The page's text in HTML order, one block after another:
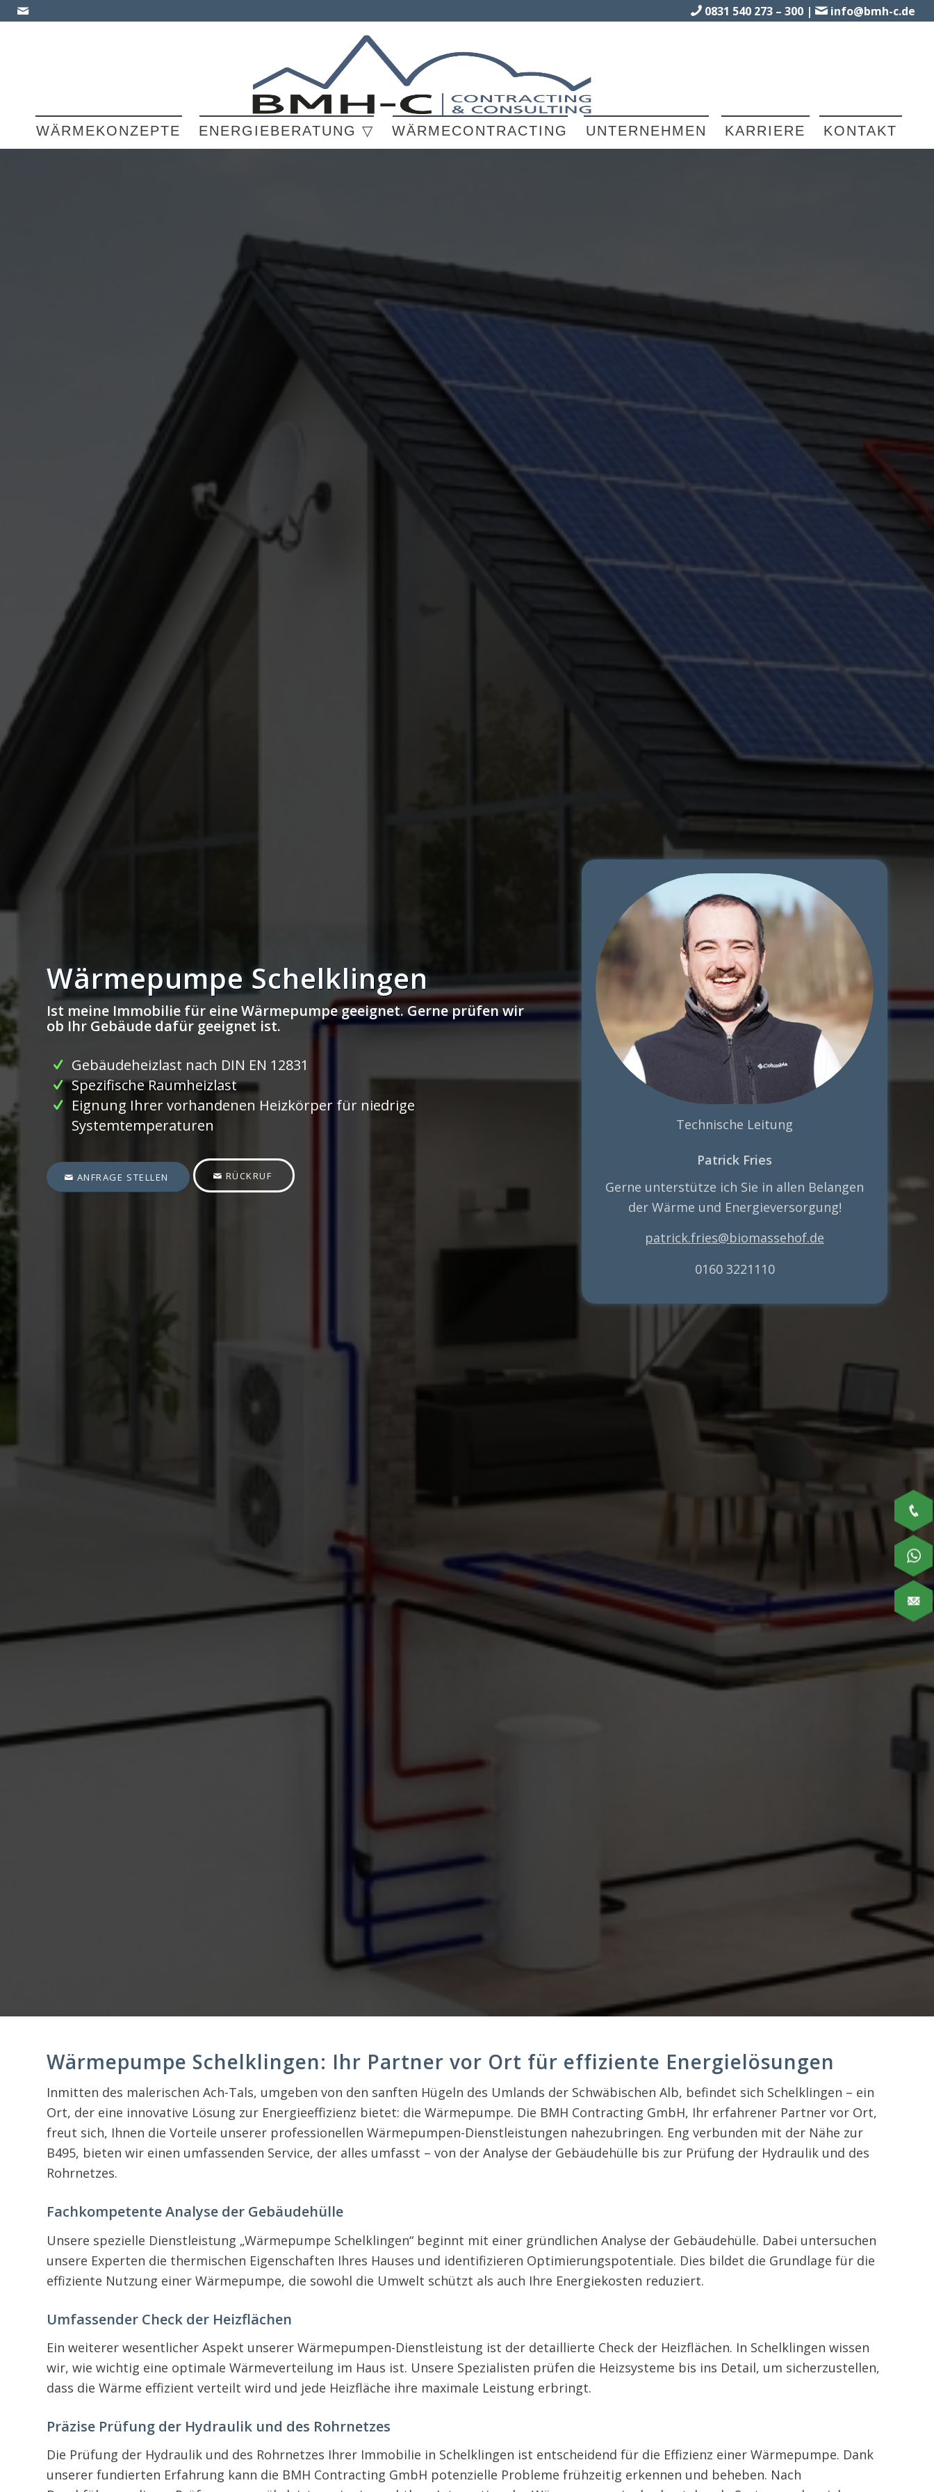
0831 540 273 – 300 | info@bmh-c.de
WÄRMEKONZEPTE ENERGIEBERATUNG ▽ WÄRMECONTRACTING UNTERNEHMEN KARRIERE KONTAKT
Wärmepumpe Schelklingen
Ist meine Immobilie für eine Wärmepumpe geeignet. Gerne prüfen wir
ob Ihr Gebäude dafür geeignet ist.
Gebäudeheizlast nach DIN EN 12831
Spezifische Raumheizlast
Eignung Ihrer vorhandenen Heizkörper für niedrige
Systemtemperaturen
ANFRAGE STELLEN RÜCKRUF
Technische Leitung
Patrick Fries
Gerne unterstütze ich Sie in allen Belangen
der Wärme und Energieversorgung!
patrick.fries@biomassehof.de
0160 3221110
Wärmepumpe Schelklingen: Ihr Partner vor Ort für effiziente Energielösungen
Inmitten des malerischen Ach-Tals, umgeben von den sanften Hügeln des Umlands der Schwäbischen Alb, befindet sich Schelklingen – ein
Ort, der eine innovative Lösung zur Energieeffizienz bietet: die Wärmepumpe. Die BMH Contracting GmbH, Ihr erfahrener Partner vor Ort,
freut sich, Ihnen die Vorteile unserer professionellen Wärmepumpen-Dienstleistungen nahezubringen. Eng verbunden mit der Nähe zur
B495, bieten wir einen umfassenden Service, der alles umfasst – von der Analyse der Gebäudehülle bis zur Prüfung der Hydraulik und des
Rohrnetzes.
Fachkompetente Analyse der Gebäudehülle
Unsere spezielle Dienstleistung „Wärmepumpe Schelklingen“ beginnt mit einer gründlichen Analyse der Gebäudehülle. Dabei untersuchen
unsere Experten die thermischen Eigenschaften Ihres Hauses und identifizieren Optimierungspotentiale. Dies bildet die Grundlage für die
effiziente Nutzung einer Wärmepumpe, die sowohl die Umwelt schützt als auch Ihre Energiekosten reduziert.
Umfassender Check der Heizflächen
Ein weiterer wesentlicher Aspekt unserer Wärmepumpen-Dienstleistung ist der detaillierte Check der Heizflächen. In Schelklingen wissen
wir, wie wichtig eine optimale Wärmeverteilung im Haus ist. Unsere Spezialisten prüfen die Heizsysteme bis ins Detail, um sicherzustellen,
dass die Wärme effizient verteilt wird und jede Heizfläche ihre maximale Leistung erbringt.
Präzise Prüfung der Hydraulik und des Rohrnetzes
Die Prüfung der Hydraulik und des Rohrnetzes Ihrer Immobilie in Schelklingen ist entscheidend für die Effizienz einer Wärmepumpe. Dank
unserer fundierten Erfahrung kann die BMH Contracting GmbH potenzielle Probleme frühzeitig erkennen und beheben. Nach